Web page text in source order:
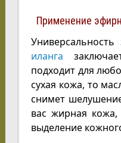
Применение
Универсальность
иланга
подходит для
сухая кожа, то
снимет
вас жирная кожа,
выделение